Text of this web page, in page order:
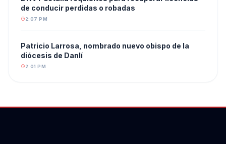
de conducir perdidas o robadas
2:07 PM
Patricio Larrosa, nombrado nuevo obispo de la
diócesis de Danlí
2:01 PM